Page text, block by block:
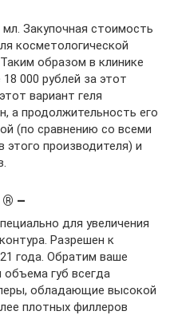
Закупочная стоимость
косметологической
образом в клинике
000 рублей за этот
вариант геля
а продолжительность его
(по сравнению со всеми
этого производителя) и
® –
для увеличения
Разрешен к
года. Обратим ваше
объема губ всегда
обладающие высокой
плотных филлеров